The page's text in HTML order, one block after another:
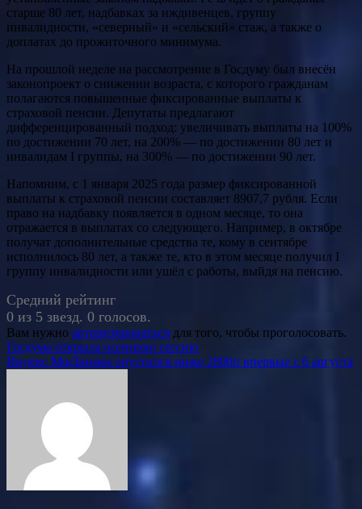
старше 80 лет, надбавках за иждивенцев, группу
инвалидности, «северный» и «сельский» стаж, а также о
доплатах до прожиточного минимума.
На прошлой неделе на рассмотрение в Госдуму был внесён
законопроект о снижении возраста, с которого гражданам
полагаются повышенные фиксированные выплаты к
страховой пенсии. Депутаты предлагают
дифференцированный подход: увеличивать выплаты на 100%
по достижении 70 лет, на 200% — по достижении 80 лет и
инвалидам I группы, на 300% — по достижении 90 лет.
Напомним, с 1 января 2025 года размер фиксированной
выплаты к страховой пенсии составляет 8907,7 рубля. Если
право на надбавку появляется в одном месяце, то она
отражается в выплатах со следующего. Например, в октябре
получат дополнительные средства те, кому в сентябре
исполнилось 80 лет, а также те, кто в этом месяце получил I
группу инвалидности или ушёл с работы, выйдя на пенсию.
Средний рейтинг
0 из 5 звезд. 0 голосов.
Вам нужно авторизироваться для того, чтобы проголосовать.
Навигация
по
Госдума открыла осеннюю сессию
Индекс МосБиржи опустился ниже 2800п впервые с 6 августа